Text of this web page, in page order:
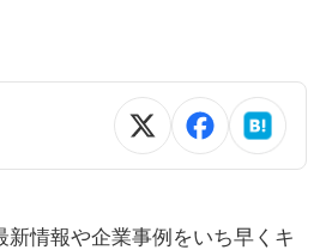
新情報や企業事例をいち早くキ